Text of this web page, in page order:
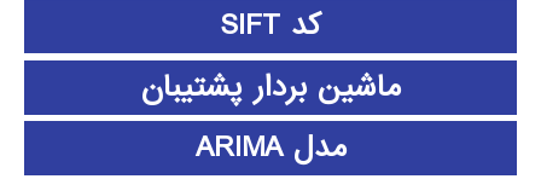
کد SIFT
ماشین بردار پشتیبان
مدل ARIMA